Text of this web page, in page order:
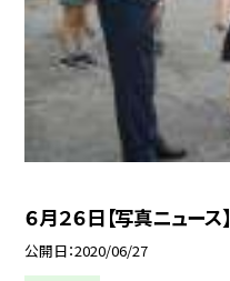
６月２６日【写真ニュース】
公開日 2020/06/27